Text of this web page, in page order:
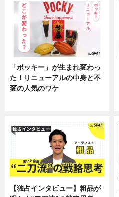
「ポッキー」が生まれ変わっ
た！リニューアルの中身と不
変の人気のワケ
【独占インタビュー】粗品が